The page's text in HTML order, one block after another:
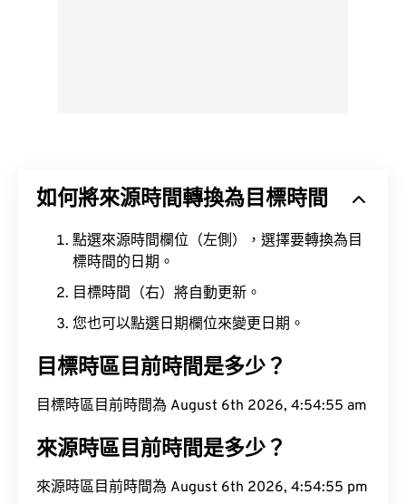
如何將來源時間轉換為目標時間
點選來源時間欄位（左側），選擇要轉換為目
標時間的日期。
目標時間（右）將自動更新。
您也可以點選日期欄位來變更日期。
目標時區目前時間是多少？
目標時區目前時間為 August 6th 2026, 4:54:56 am
來源時區目前時間是多少？
來源時區目前時間為 August 6th 2026, 4:54:56 pm